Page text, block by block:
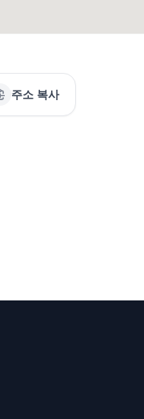
주소 복사